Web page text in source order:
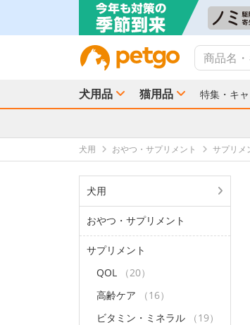
犬用品 猫用品 特集・キ
犬用 おやつ・サプリメント サプリメ
犬用
おやつ・サプリメント
サプリメント
QOL
（20）
高齢ケア
（16）
ビタミン・ミネラル
（19）